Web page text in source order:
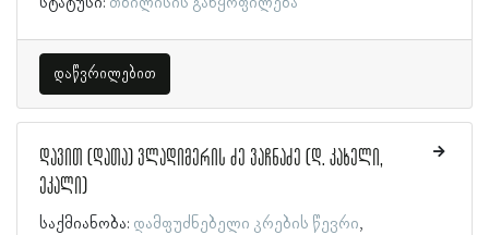
დაწვრილებით
დავით (დათა) ვლადიმერის ძე ვაჩნაძე (დ. კახელი,
ეკალი)
საქმიანობა: დამფუძნებელი კრების წევრი